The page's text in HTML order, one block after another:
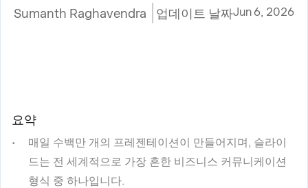
Sumanth Raghavendra 업데이트 날짜Jun 6, 2026
요약
매일 수백만 개의 프레젠테이션이 만들어지며, 슬라이
드는 전 세계적으로 가장 흔한 비즈니스 커뮤니케이션
형식 중 하나입니다.